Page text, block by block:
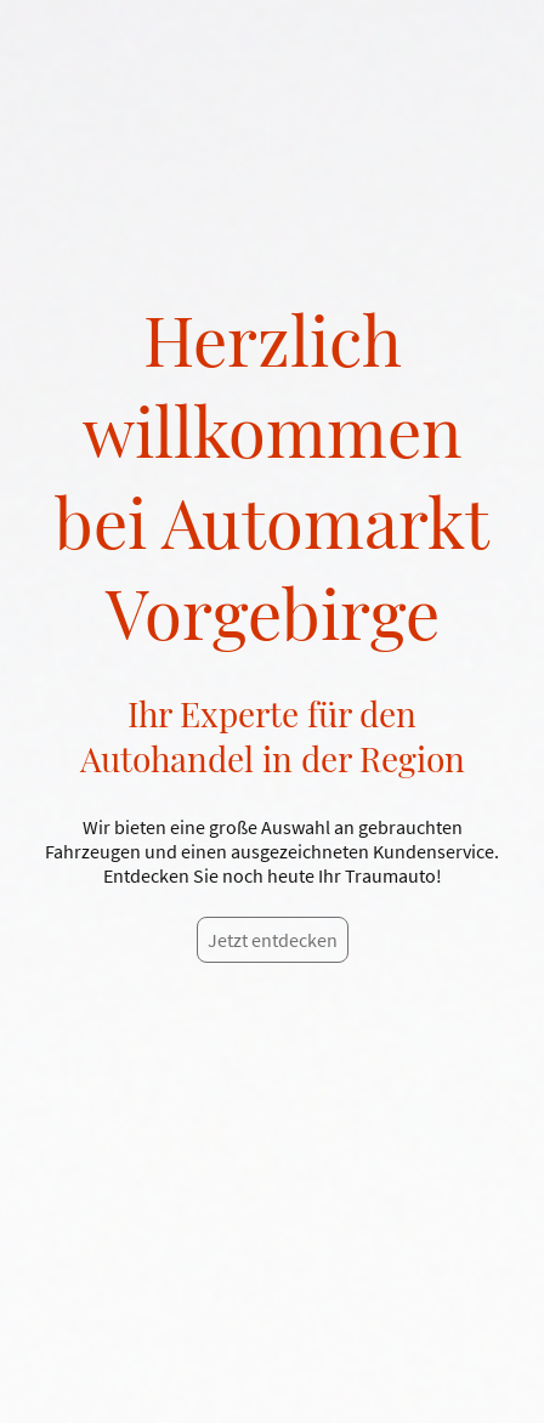
Herzlich
willkommen
bei Automarkt
Vorgebirge
Ihr Experte für den
Autohandel in der Region
Wir bieten eine große Auswahl an gebrauchten
Fahrzeugen und einen ausgezeichneten Kundenservice.
Entdecken Sie noch heute Ihr Traumauto!
Jetzt entdecken